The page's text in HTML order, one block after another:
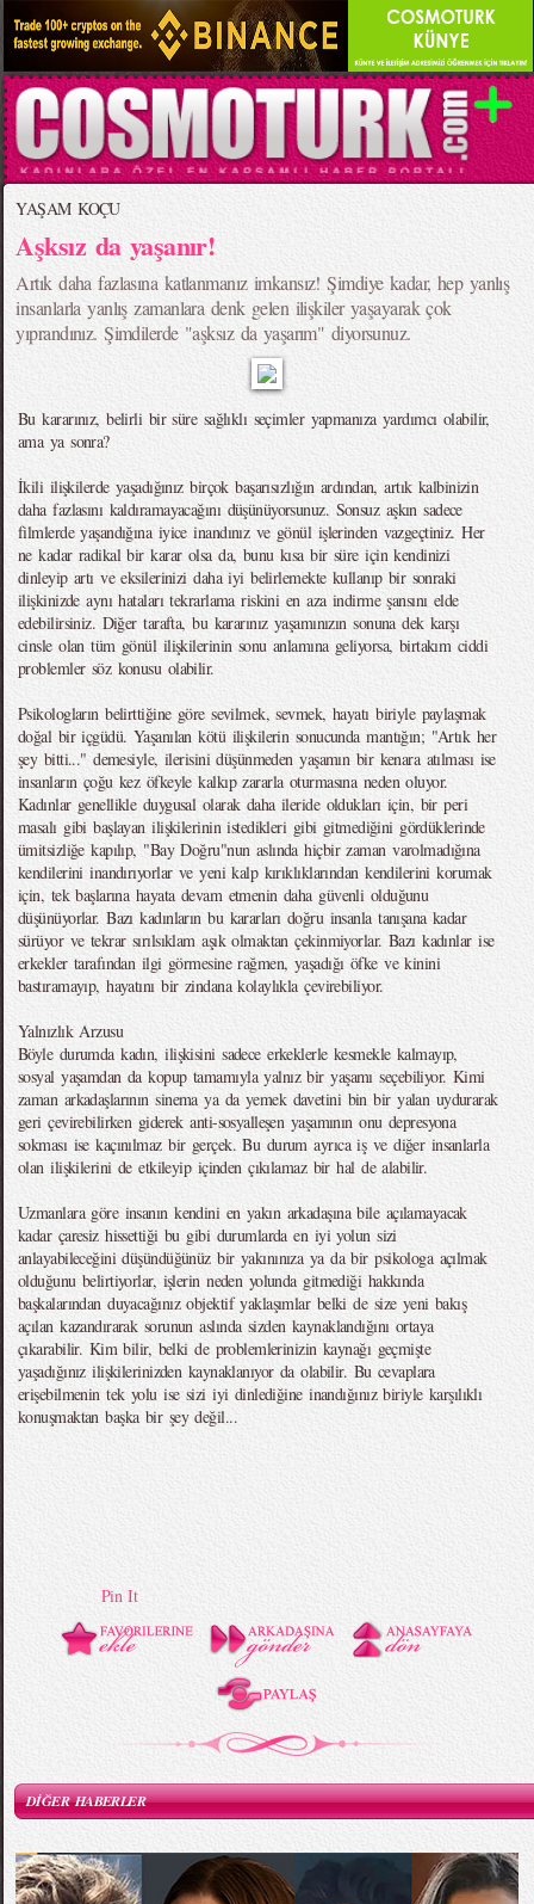
YAŞAM KOÇU
Aşksız da yaşanır!
Artık daha fazlasına katlanmanız imkansız! Şimdiye kadar, hep yanlış
insanlarla yanlış zamanlara denk gelen ilişkiler yaşayarak çok
yıprandınız. Şimdilerde "aşksız da yaşarım" diyorsunuz.
Bu kararınız, belirli bir süre sağlıklı seçimler yapmanıza yardımcı olabilir,
ama ya sonra?
İkili ilişkilerde yaşadığınız birçok başarısızlığın ardından, artık kalbinizin
daha fazlasını kaldıramayacağını düşünüyorsunuz. Sonsuz aşkın sadece
filmlerde yaşandığına iyice inandınız ve gönül işlerinden vazgeçtiniz. Her
ne kadar radikal bir karar olsa da, bunu kısa bir süre için kendinizi
dinleyip artı ve eksilerinizi daha iyi belirlemekte kullanıp bir sonraki
ilişkinizde aynı hataları tekrarlama riskini en aza indirme şansını elde
edebilirsiniz. Diğer tarafta, bu kararınız yaşamınızın sonuna dek karşı
cinsle olan tüm gönül ilişkilerinin sonu anlamına geliyorsa, birtakım ciddi
problemler söz konusu olabilir.
Psikologların belirttiğine göre sevilmek, sevmek, hayatı biriyle paylaşmak
doğal bir içgüdü. Yaşanılan kötü ilişkilerin sonucunda mantığın; "Artık her
şey bitti..." demesiyle, ilerisini düşünmeden yaşamın bir kenara atılması ise
insanların çoğu kez öfkeyle kalkıp zararla oturmasına neden oluyor.
Kadınlar genellikle duygusal olarak daha ileride oldukları için, bir peri
masalı gibi başlayan ilişkilerinin istedikleri gibi gitmediğini gördüklerinde
ümitsizliğe kapılıp, "Bay Doğru"nun aslında hiçbir zaman varolmadığına
kendilerini inandırıyorlar ve yeni kalp kırıklıklarından kendilerini korumak
için, tek başlarına hayata devam etmenin daha güvenli olduğunu
düşünüyorlar. Bazı kadınların bu kararları doğru insanla tanışana kadar
sürüyor ve tekrar sırılsıklam aşık olmaktan çekinmiyorlar. Bazı kadınlar ise
erkekler tarafından ilgi görmesine rağmen, yaşadığı öfke ve kinini
bastıramayıp, hayatını bir zindana kolaylıkla çevirebiliyor.
Yalnızlık Arzusu
Böyle durumda kadın, ilişkisini sadece erkeklerle kesmekle kalmayıp,
sosyal yaşamdan da kopup tamamıyla yalnız bir yaşamı seçebiliyor. Kimi
zaman arkadaşlarının sinema ya da yemek davetini bin bir yalan uydurarak
geri çevirebilirken giderek anti-sosyalleşen yaşamının onu depresyona
sokması ise kaçınılmaz bir gerçek. Bu durum ayrıca iş ve diğer insanlarla
olan ilişkilerini de etkileyip içinden çıkılamaz bir hal de alabilir.
Uzmanlara göre insanın kendini en yakın arkadaşına bile açılamayacak
kadar çaresiz hissettiği bu gibi durumlarda en iyi yolun sizi
anlayabileceğini düşündüğünüz bir yakınınıza ya da bir psikologa açılmak
olduğunu belirtiyorlar, işlerin neden yolunda gitmediği hakkında
başkalarından duyacağınız objektif yaklaşımlar belki de size yeni bakış
açılan kazandırarak sorunun aslında sizden kaynaklandığını ortaya
çıkarabilir. Kim bilir, belki de problemlerinizin kaynağı geçmişte
yaşadığınız ilişkilerinizden kaynaklanıyor da olabilir. Bu cevaplara
erişebilmenin tek yolu ise sizi iyi dinlediğine inandığınız biriyle karşılıklı
konuşmaktan başka bir şey değil...
Pin It
DİĞER HABERLER